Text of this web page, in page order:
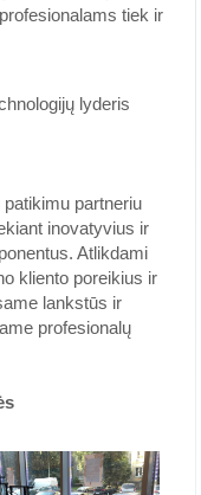
tiek ir
lyderis
partneriu
inovatyvius ir
Atlikdami
kliento poreikius ir
lankstūs ir
profesionalų